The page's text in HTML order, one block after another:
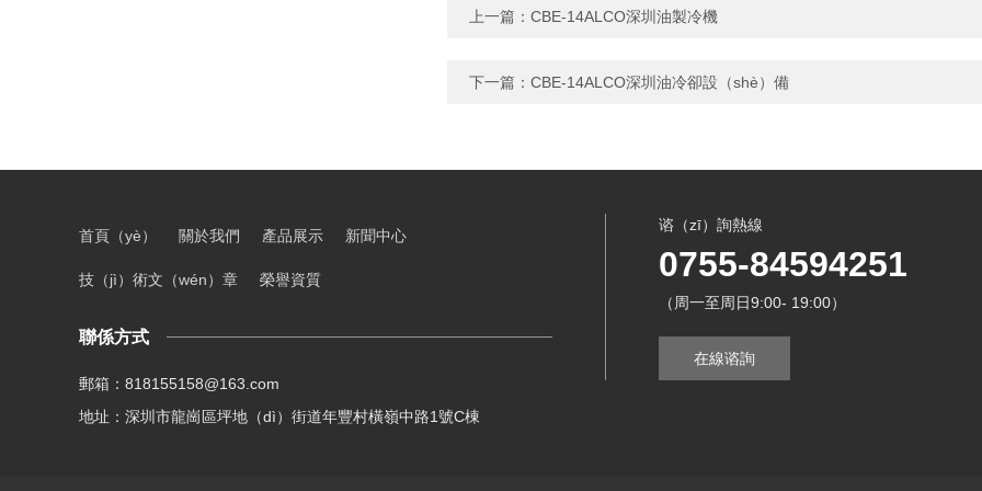
上一篇： CBE-14ALCO深圳油製冷機
下一篇： CBE-14ALCO深圳油冷卻設（shè）備
首頁（yè） 關於我們 產品展示 新聞中心
技（jì）術文（wén）章 榮譽資質
聯係方式
郵箱：818155158@163.com
地址：深圳市龍崗區坪地（dì）街道年豐村橫嶺中路1號C棟
谘（zī）詢熱線
0755-84594251
（周一至周日9:00- 19:00）
在線谘詢